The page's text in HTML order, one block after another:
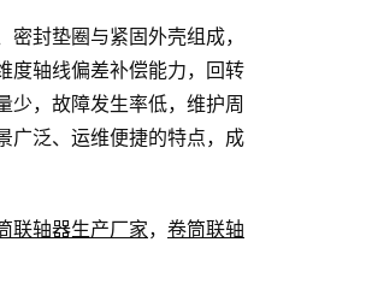
封垫圈与紧固外壳组成，
度轴线偏差补偿能力，回转
少，故障发生率低，维护周
广泛、运维便捷的特点，成
联轴器生产厂家， 卷筒联轴